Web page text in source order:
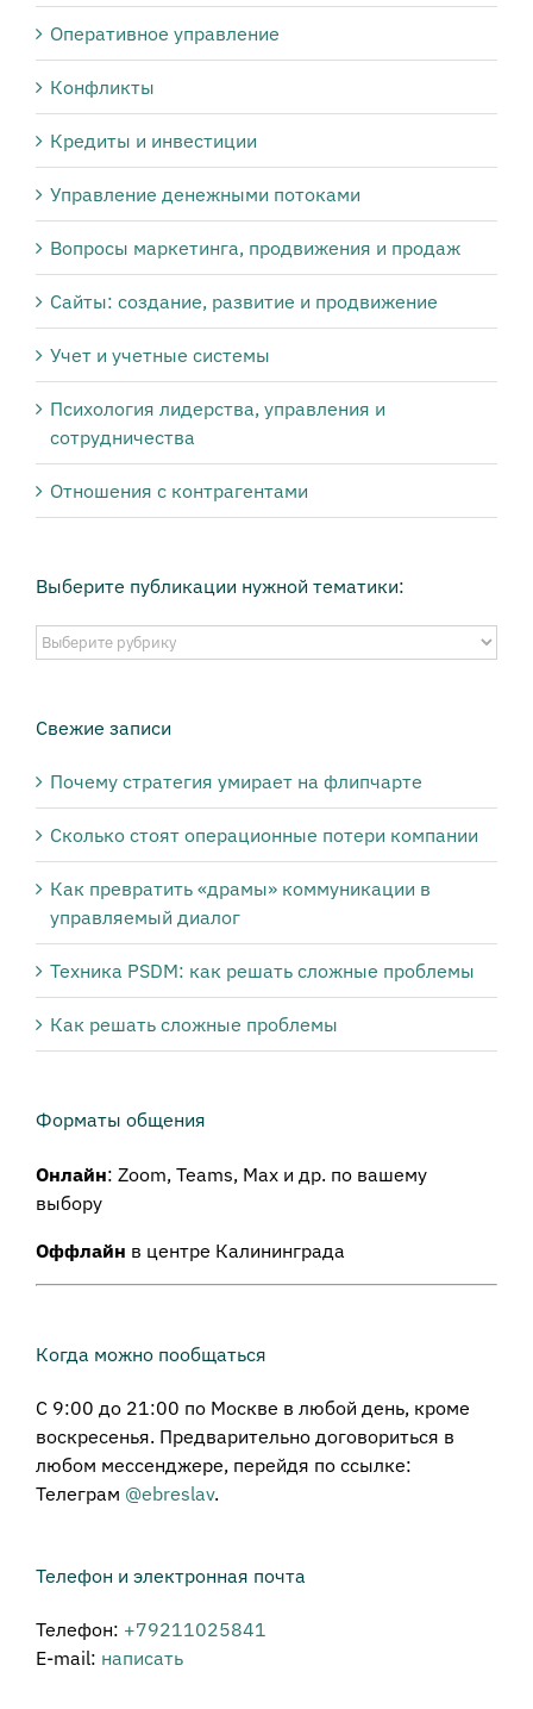
Оперативное управление
Конфликты
Кредиты и инвестиции
Управление денежными потоками
Вопросы маркетинга, продвижения и продаж
Сайты: создание, развитие и продвижение
Учет и учетные системы
Психология лидерства, управления и
сотрудничества
Отношения с контрагентами
Выберите публикации нужной тематики:
Выберите
публикации
тематики:
Свежие записи
Почему стратегия умирает на флипчарте
Сколько стоят операционные потери компании
Как превратить «драмы» коммуникации в
управляемый диалог
Техника PSDM: как решать сложные проблемы
Как решать сложные проблемы
Форматы общения
Онлайн: Zoom, Teams, Max и др. по вашему
выбору
Оффлайн в центре Калининграда
Когда можно пообщаться
С 9:00 до 21:00 по Москве в любой день, кроме
воскресенья. Предварительно договориться в
любом мессенджере, перейдя по ссылке:
Телеграм @ebreslav.
Телефон и электронная почта
Телефон: +79211025841
E-mail: написать